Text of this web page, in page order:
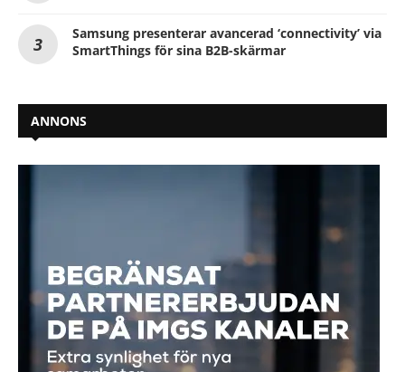
Samsung presenterar avancerad ‘connectivity’ via
SmartThings för sina B2B-skärmar
ANNONS